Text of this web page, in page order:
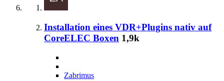
Installation eines VDR+Plugins nativ auf
CoreELEC Boxen 1,9k
Zabrimus